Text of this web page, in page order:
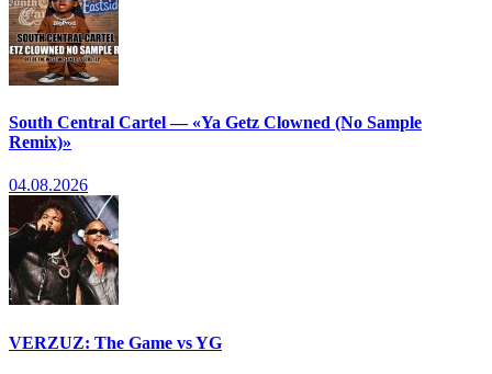
South Central Cartel — «Ya Getz Clowned (No Sample
Remix)»
04.08.2026
VERZUZ: The Game vs YG